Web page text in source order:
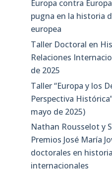
Europa contra
pugna en la historia
europea
Taller Doctoral en
Relaciones
de 2025
Taller “Europa y los
Perspectiva
mayo de 2025)
Nathan Rousselot y
Premios José María
doctorales en
internacionales